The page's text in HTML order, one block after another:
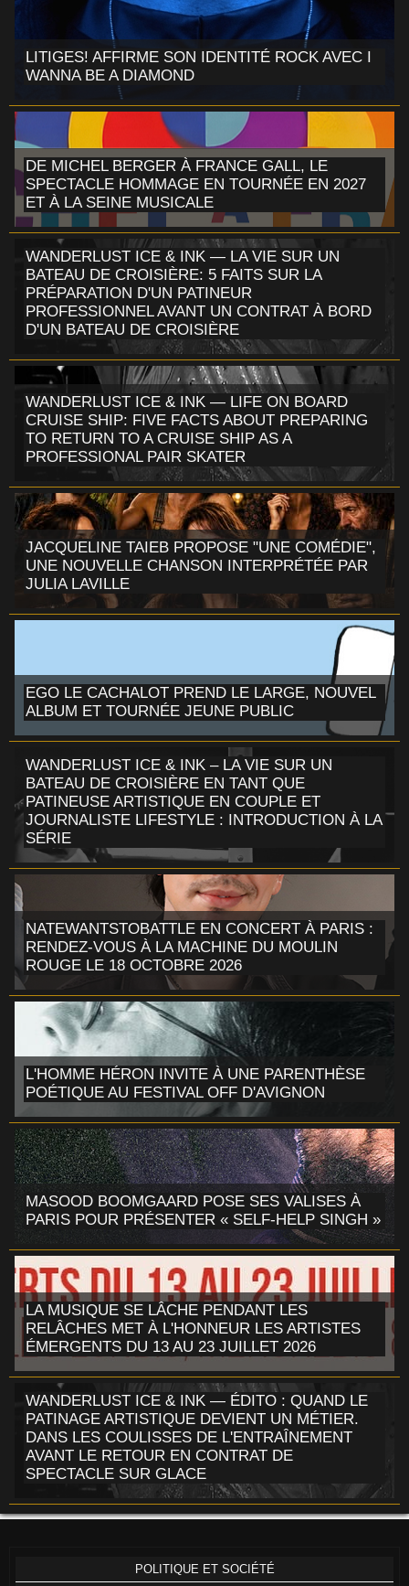
LITIGES! AFFIRME SON IDENTITÉ ROCK AVEC I
WANNA BE A DIAMOND
DE MICHEL BERGER À FRANCE GALL, LE
SPECTACLE HOMMAGE EN TOURNÉE EN 2027
ET À LA SEINE MUSICALE
WANDERLUST ICE & INK — LA VIE SUR UN
BATEAU DE CROISIÈRE: 5 FAITS SUR LA
PRÉPARATION D'UN PATINEUR
PROFESSIONNEL AVANT UN CONTRAT À BORD
D'UN BATEAU DE CROISIÈRE
WANDERLUST ICE & INK — LIFE ON BOARD
CRUISE SHIP: FIVE FACTS ABOUT PREPARING
TO RETURN TO A CRUISE SHIP AS A
PROFESSIONAL PAIR SKATER
JACQUELINE TAIEB PROPOSE "UNE COMÉDIE",
UNE NOUVELLE CHANSON INTERPRÉTÉE PAR
JULIA LAVILLE
EGO LE CACHALOT PREND LE LARGE, NOUVEL
ALBUM ET TOURNÉE JEUNE PUBLIC
WANDERLUST ICE & INK – LA VIE SUR UN
BATEAU DE CROISIÈRE EN TANT QUE
PATINEUSE ARTISTIQUE EN COUPLE ET
JOURNALISTE LIFESTYLE : INTRODUCTION À LA
SÉRIE
NATEWANTSTOBATTLE EN CONCERT À PARIS :
RENDEZ-VOUS À LA MACHINE DU MOULIN
ROUGE LE 18 OCTOBRE 2026
L'HOMME HÉRON INVITE À UNE PARENTHÈSE
POÉTIQUE AU FESTIVAL OFF D'AVIGNON
MASOOD BOOMGAARD POSE SES VALISES À
PARIS POUR PRÉSENTER « SELF-HELP SINGH »
LA MUSIQUE SE LÂCHE PENDANT LES
RELÂCHES MET À L'HONNEUR LES ARTISTES
ÉMERGENTS DU 13 AU 23 JUILLET 2026
WANDERLUST ICE & INK — ÉDITO : QUAND LE
PATINAGE ARTISTIQUE DEVIENT UN MÉTIER.
DANS LES COULISSES DE L'ENTRAÎNEMENT
AVANT LE RETOUR EN CONTRAT DE
SPECTACLE SUR GLACE
POLITIQUE ET SOCIÉTÉ